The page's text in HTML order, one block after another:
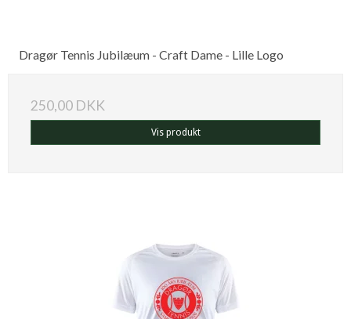
Dragør Tennis Jubilæum - Craft Dame - Lille Logo
250,00 DKK
Vis produkt